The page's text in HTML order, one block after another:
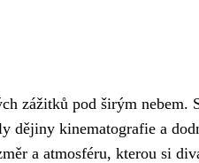
zážitků pod širým nebem.
dějiny kinematografie a
a atmosféru, kterou si